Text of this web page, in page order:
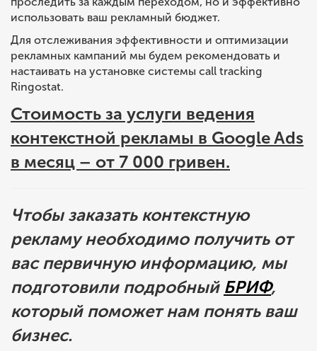
использовать ваш рекламный бюджет.
Для отслеживания эффективности и оптимизации
рекламных кампаний мы будем рекомендовать и
настаивать на установке системы call tracking
Ringostat.
Стоимость за услуги ведения
контекстной рекламы в Google Ads
в месяц – от 7 000 гривен.
Чтобы заказать контекстную
рекламу необходимо получить от
вас первичную информацию, мы
подготовили подробный БРИФ,
который поможет нам понять ваш
бизнес.